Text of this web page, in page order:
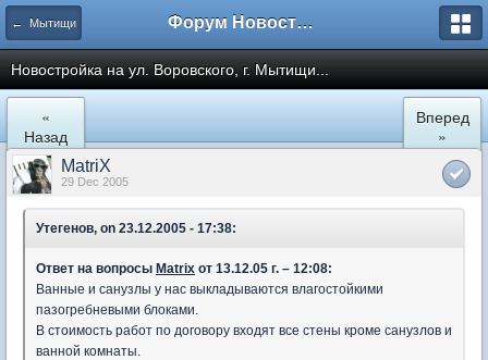
← Мытищи Форум Новостройки
Новостройка на ул. Воровского, г. Мытищи...
«
Назад
Вперед
»
MatriX
29 Dec 2005
Утегенов, on 23.12.2005 - 17:38:
Ответ на вопросы Matrix от 13.12.05 г. – 12:08:
Ванные и санузлы у нас выкладываются влагостойкими
пазогребневыми блоками.
В стоимость работ по договору входят все стены кроме санузлов и
ванной комнаты.